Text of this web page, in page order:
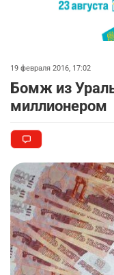
19 февраля 2016, 17:02
Бомж из
миллионером